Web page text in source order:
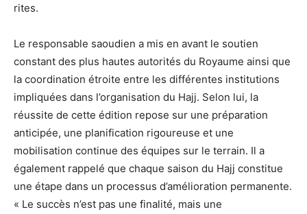
rites.
Le responsable saoudien a mis en avant le soutien
constant des plus hautes autorités du Royaume ainsi que
la coordination étroite entre les différentes institutions
impliquées dans l’organisation du Hajj. Selon lui, la
réussite de cette édition repose sur une préparation
anticipée, une planification rigoureuse et une
mobilisation continue des équipes sur le terrain. Il a
également rappelé que chaque saison du Hajj constitue
une étape dans un processus d’amélioration permanente.
« Le succès n’est pas une finalité, mais une